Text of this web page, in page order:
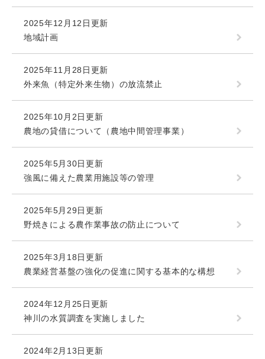
2025年12月12日更新
地域計画
2025年11月28日更新
外来魚（特定外来生物）の放流禁止
2025年10月2日更新
農地の貸借について（農地中間管理事業）
2025年5月30日更新
強風に備えた農業用施設等の管理
2025年5月29日更新
野焼きによる農作業事故の防止について
2025年3月18日更新
農業経営基盤の強化の促進に関する基本的な構想
2024年12月25日更新
神川の水質調査を実施しました
2024年2月13日更新